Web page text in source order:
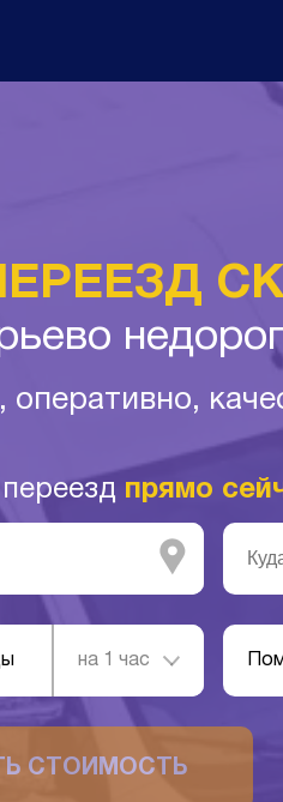
оперативно,
прямо
на 1 час
СТОИМОСТЬ